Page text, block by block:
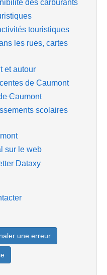
des carburants
touristiques
les rues, cartes
et autour
de Caumont
Caumont
scolaires
sur le web
Dataxy
une erreur